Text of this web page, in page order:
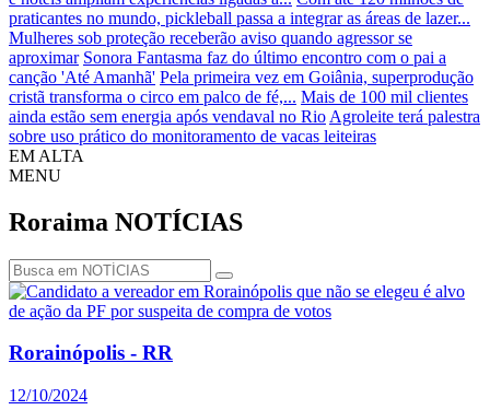
praticantes no mundo, pickleball passa a integrar as áreas de lazer...
Mulheres sob proteção receberão aviso quando agressor se
aproximar Sonora Fantasma faz do último encontro com o pai a
canção 'Até Amanhã' Pela primeira vez em Goiânia, superprodução
cristã transforma o circo em palco de fé,... Mais de 100 mil clientes
ainda estão sem energia após vendaval no Rio Agroleite terá palestra
sobre uso prático do monitoramento de vacas leiteiras
EM ALTA
MENU
Roraima NOTÍCIAS
Rorainópolis - RR
12/10/2024